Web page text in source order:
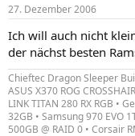
27. Dezember 2006
Ich will auch nicht
der nächst besten
Chieftec Dragon Sleeper
ASUS X370 ROG
LINK TITAN 280 RX RGB •
32GB • Samsung 970 EVO
500GB @ RAID 0 • Corsair